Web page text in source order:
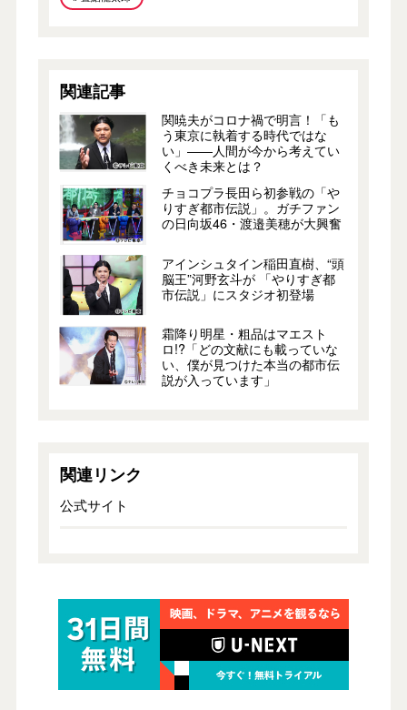
関連記事
関暁夫がコロナ禍で明言！「も
う東京に執着する時代ではな
い」――人間が今から考えてい
くべき未来とは？
チョコプラ長田ら初参戦の「や
りすぎ都市伝説」。ガチファン
の日向坂46・渡邉美穂が大興奮
アインシュタイン稲田直樹、“頭
脳王”河野玄斗が 「やりすぎ都
市伝説」にスタジオ初登場
霜降り明星・粗品はマエスト
ロ!?「どの文献にも載っていな
い、僕が見つけた本当の都市伝
説が入っています」
関連リンク
公式サイト